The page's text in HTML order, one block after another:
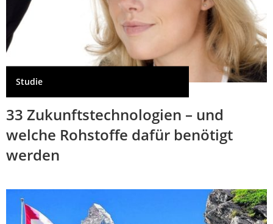
Studie
33 Zukunftstechnologien – und
welche Rohstoffe dafür benötigt
werden